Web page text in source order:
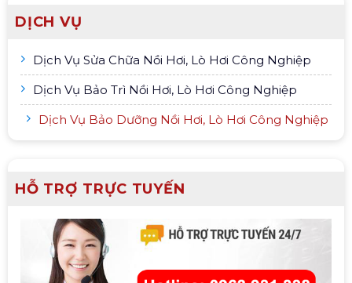
DỊCH VỤ
Dịch Vụ Sửa Chữa Nồi Hơi, Lò Hơi Công Nghiệp
Dịch Vụ Bảo Trì Nồi Hơi, Lò Hơi Công Nghiệp
Dịch Vụ Bảo Dưỡng Nồi Hơi, Lò Hơi Công Nghiệp
HỖ TRỢ TRỰC TUYẾN